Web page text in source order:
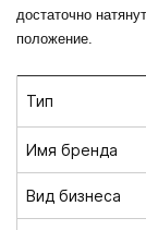
достаточно
положение.
Тип
Имя бренда
Вид бизнеса